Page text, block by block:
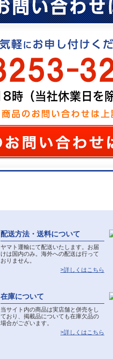
配送方法・送料について
ヤマト運輸にて配送いたします。お届
けは国内のみ。海外への配送は行って
おりません。
>詳しくはこちら
在庫について
当サイト内の商品は実店舗と併売をし
ており、掲載品についても在庫欠品の
場合がございます。
>詳しくはこちら